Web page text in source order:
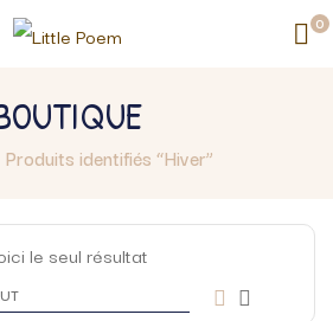
0
Produits identifiés “Hiver”
le seul résultat